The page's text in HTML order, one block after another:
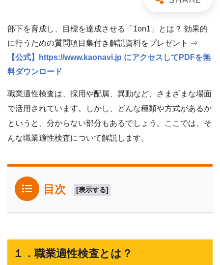
部下を育成し、目標を達成させる「1on1」とは？ 効果的
に行うための質問項目集付き解説資料をプレゼント ⇒
【公式】https://www.kaonavi.jp にアクセスしてPDFを無
料ダウンロード
職業適性検査は、採用や配属、異動など、さまざまな場面
で活用されています。しかし、どんな種類や方式があるか
というと、分からない部分もあるでしょう。ここでは、そ
んな職業適性検査について解説します。
目次 [表示する]
１．職業適性検査とは？